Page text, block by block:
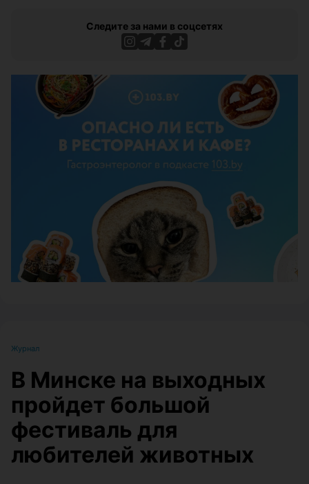
Следите за нами в соцсетях
Журнал
В Минске на выходных
пройдет большой
фестиваль для
любителей животных